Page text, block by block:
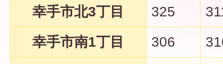
幸手市北3丁目
325
幸手市南1丁目
306